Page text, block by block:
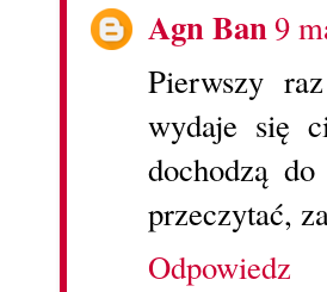
Agn Ban9
Pierwszy
wydaje się
dochodzą
przeczytać,
Odpowiedz